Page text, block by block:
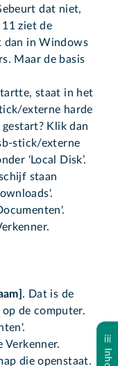
dat niet,
ziet de
dan in Windows
Maar de basis
staat in het
externe harde
Klik dan
stick/externe
‘Local Disk’.
staan
. Dat is de
de computer.
Verkenner.
die openstaat.